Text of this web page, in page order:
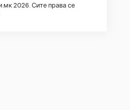
2026. Сите права се